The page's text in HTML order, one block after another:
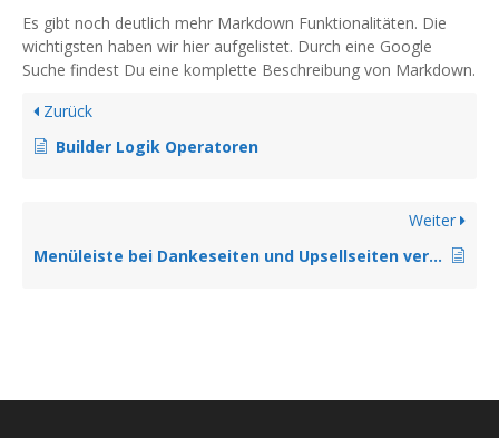
Es gibt noch deutlich mehr Markdown Funktionalitäten. Die
wichtigsten haben wir hier aufgelistet. Durch eine Google
Suche findest Du eine komplette Beschreibung von Markdown.
Zurück
Builder Logik Operatoren
Weiter
Menüleiste bei Dankeseiten und Upsellseiten verstecken